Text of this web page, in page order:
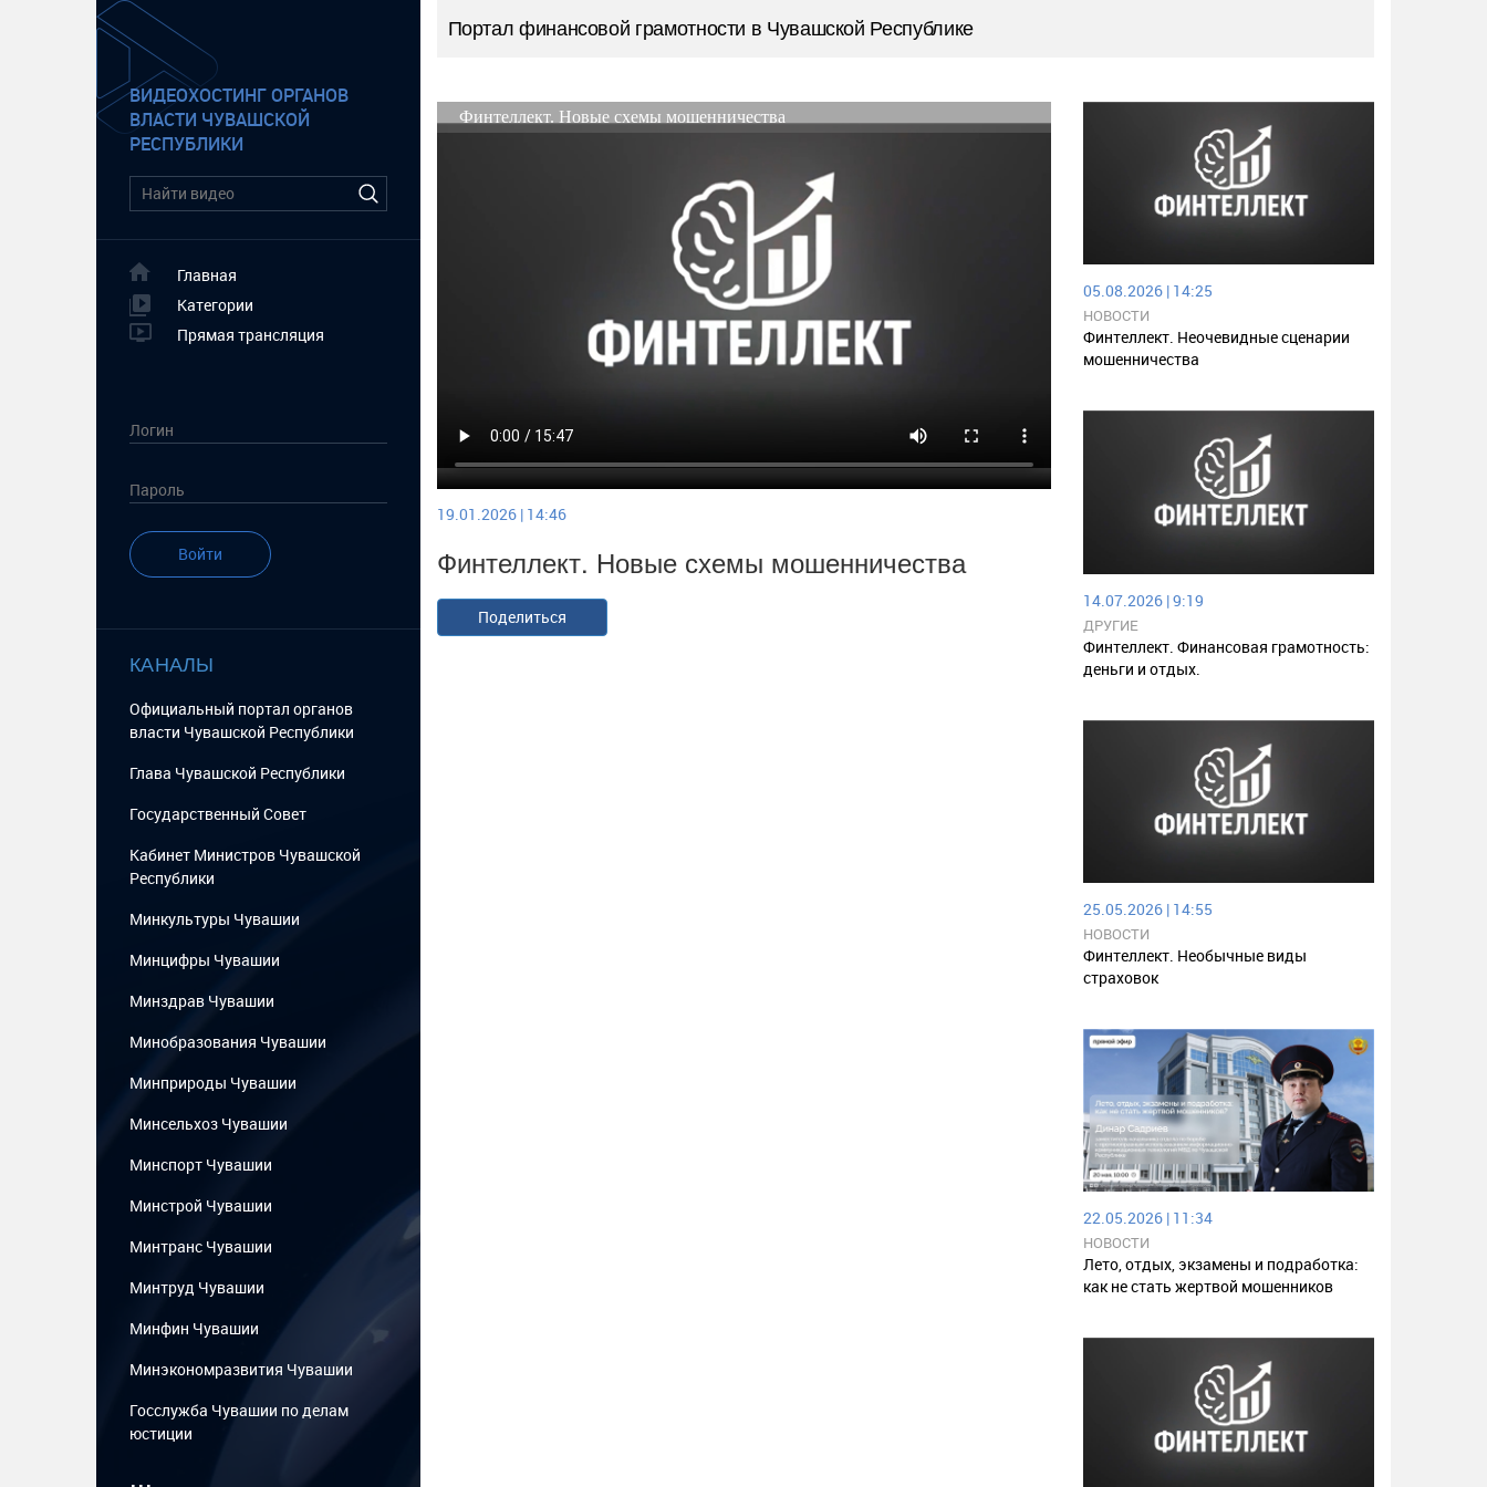
ВИДЕОХОСТИНГ ОРГАНОВ
ВЛАСТИ ЧУВАШСКОЙ
РЕСПУБЛИКИ
Главная
Категории
Прямая трансляция
Войти
КАНАЛЫ
Официальный портал органов
власти Чувашской Республики
Глава Чувашской Республики
Государственный Cовет
Кабинет Министров Чувашской
Республики
Минкультуры Чувашии
Минцифры Чувашии
Минздрав Чувашии
Минобразования Чувашии
Минприроды Чувашии
Минсельхоз Чувашии
Минспорт Чувашии
Минстрой Чувашии
Минтранс Чувашии
Минтруд Чувашии
Минфин Чувашии
Минэкономразвития Чувашии
Госслужба Чувашии по делам
юстиции
...
Портал финансовой грамотности в Чувашской Республике
19.01.2026 | 14:46
Финтеллект. Новые схемы мошенничества
Поделиться
05.08.2026 | 14:25
НОВОСТИ
Финтеллект. Неочевидные сценарии
мошенничества
14.07.2026 | 9:19
ДРУГИЕ
Финтеллект. Финансовая грамотность:
деньги и отдых.
25.05.2026 | 14:55
НОВОСТИ
Финтеллект. Необычные виды
страховок
22.05.2026 | 11:34
НОВОСТИ
Лето, отдых, экзамены и подработка:
как не стать жертвой мошенников